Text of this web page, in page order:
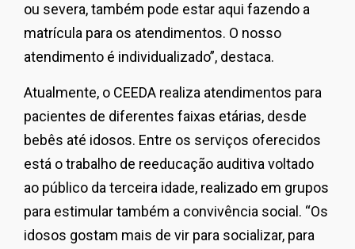
ou severa, também pode estar aqui fazendo a
matrícula para os atendimentos. O nosso
atendimento é individualizado”, destaca.
Atualmente, o CEEDA realiza atendimentos para
pacientes de diferentes faixas etárias, desde
bebês até idosos. Entre os serviços oferecidos
está o trabalho de reeducação auditiva voltado
ao público da terceira idade, realizado em grupos
para estimular também a convivência social. “Os
idosos gostam mais de vir para socializar, para